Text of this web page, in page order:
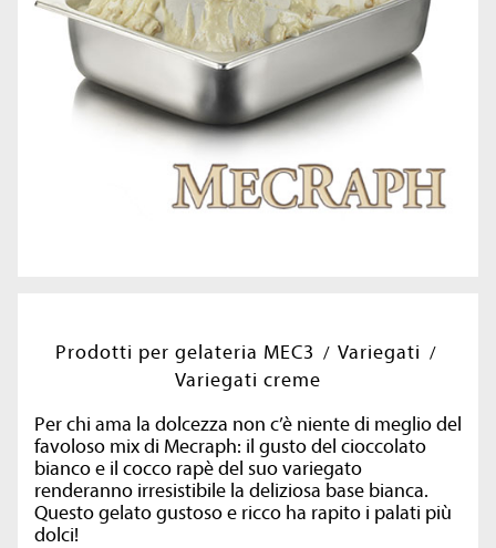
Prodotti per gelateria MEC3
Variegati
Variegati creme
Per chi ama la dolcezza non c’è niente di meglio del
favoloso mix di Mecraph: il gusto del cioccolato
bianco e il cocco rapè del suo variegato
renderanno irresistibile la deliziosa base bianca.
Questo gelato gustoso e ricco ha rapito i palati più
dolci!